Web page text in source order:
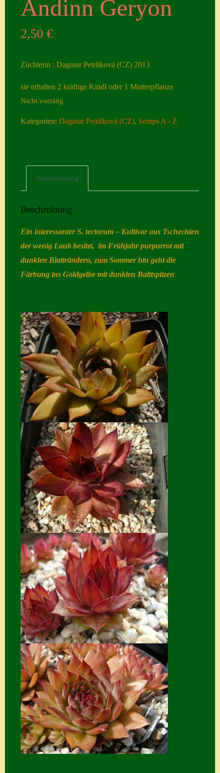
Seiten
ngen
Neuheiten
Home
Impressum
Kontakt
Mein Konto
Naturformen
S. x nixonii
Semps die ich
suche
Semps von A – Z
Shop
Suche
Sue Thomas
Translator
Versand
Versand von
Semps
Warenkorb
Warenkorb
Widerrufsbelehru
ng
Zahlung
Zahlungs- &
Versandinfos
Zubehör
Zubehör
Andinn Geryon
2,50€
Züchterin : Dagmar Petrlíková (CZ) 2013
sie erhalten 2 kräftige Kindl oder 1 Mutterpflanze
Nicht vorrätig
Kategorien:Dagmar Petrlíková (CZ), Semps A - Z
Beschreibung
Beschreibung
Ein interessanter S. tectorum – Kultivar aus Tschechien
der wenig Laub besitzt, im Frühjahr purpurrot mit
dunklen Blatträndern, zum Sommer hin geht die
Färbung ins Goldgelbe mit dunklen Balttspitzen